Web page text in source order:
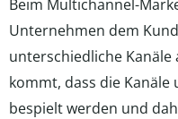
Beim Multichannel-
Unternehmen dem
unterschiedliche Kanäle
kommt, dass die
bespielt werden und